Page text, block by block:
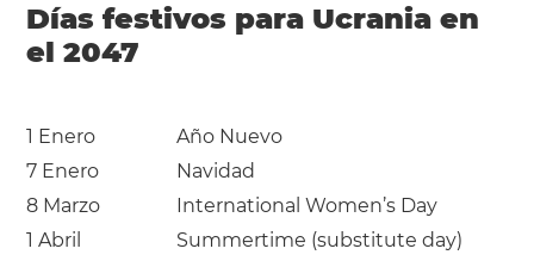
Días festivos para Ucrania en
el 2047
1 Enero
Año Nuevo
7 Enero
Navidad
8 Marzo
International Women’s Day
1 Abril
Summertime (substitute day)